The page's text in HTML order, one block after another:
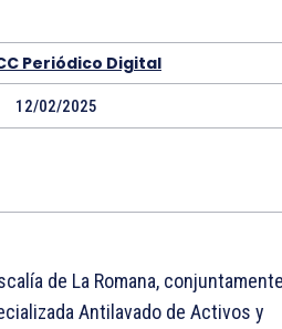
Periódico Digital
12/02/2025
de La Romana,
Antilavado de Activos y